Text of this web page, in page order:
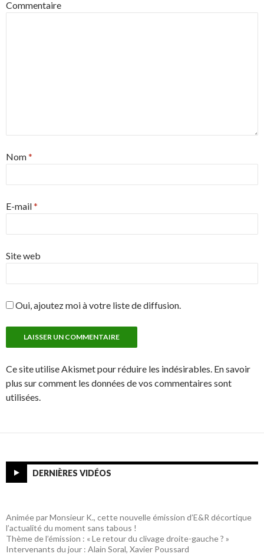
Commentaire
Nom*
E-mail*
Site web
Oui, ajoutez moi à votre liste de diffusion.
Ce site utilise Akismet pour réduire les indésirables. En savoir
plus sur comment les données de vos commentaires sont
utilisées.
DERNIÈRES VIDÉOS
Animée par Monsieur K., cette nouvelle émission d’E&R décortique
l’actualité du moment sans tabous !
Thème de l’émission : « Le retour du clivage droite-gauche ? »
Intervenants du jour : Alain Soral, Xavier Poussard